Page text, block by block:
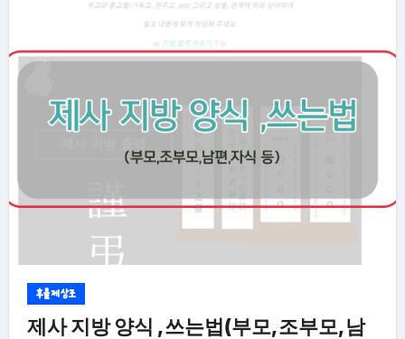
후불제상조
제사 지방 양식 ,쓰는법(부모,조부모,남